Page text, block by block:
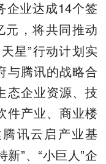
企业达成14个签
元，将共同推动
星”行动计划实
与腾讯的战略合
态企业资源、技
件产业、商业楼
讯云启 产业基
新”、 “小巨人 ”企